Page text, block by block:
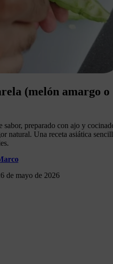
(melón amargo o
sabor, preparado con ajo y
natural. Una receta asiática
de mayo de 2026